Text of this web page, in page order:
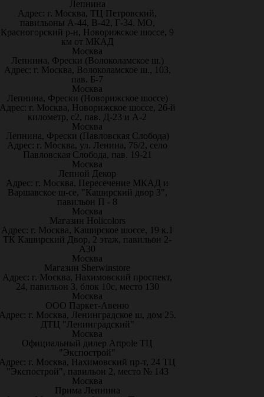
Лепнина
Адрес: г. Москва, ТЦ Петровский,
павильоны А-44, В-42, Г-34. МО,
Красногорский р-н, Новорижское шоссе, 9
км от МКАД
Москва
Лепнина, Фрески (Волоколамское ш.)
Адрес: г. Москва, Волоколамское ш., 103,
пав. Б-7
Москва
Лепнина, Фрески (Новорижское шоссе)
г. Москва, Новорижское шоссе, 26-й
километр, с2, пав. Д-23 и А-2
Москва
Лепнина, Фрески (Павловская Слобода)
Адрес: г. Москва, ул. Ленина, 76/2, село
Павловская Слобода, пав. 19-21
Москва
Лепной Декор
Адрес: г. Москва, Пересечение МКАД и
Варшавское ш-се, "Каширский двор 3",
павильон П - 8
Москва
Магазин Holicolors
Адрес: г. Москва, Каширское шоссе, 19 к.1
ТК Каширский Двор, 2 этаж, павильон 2-
А30
Москва
Магазин Sherwinstore
Адрес: г. Москва, Нахимовский проспект,
24, павильон 3, блок 10с, место 130
Москва
ООО Паркет-Авeню
г. Москва, Ленинградское ш, дом 25.
ДТЦ "Ленинградский"
Москва
Официальный дилер Artpole ТЦ
"Экспострой"
г. Москва, Нахимовский пр-т, 24 ТЦ
"Экспострой", павильон 2, место № 143
Москва
Прима Лепнина